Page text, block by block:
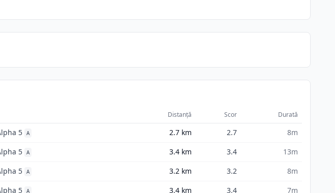
Distanță Scor Durată
5 A 2.7 km 2.7
8m
5 A 3.4 km 3.4
13m
5 A 3.2 km 3.2
8m
5 A 3.4 km 3.4
7m